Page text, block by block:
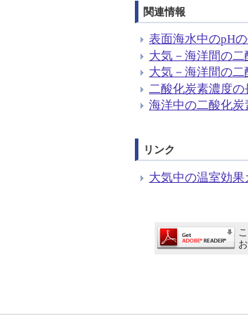
関連情報
表面海水中のpH
大気－海洋間の二
大気－海洋間の二
二酸化炭素濃度
海洋中の二酸化炭
リンク
大気中の温室効果